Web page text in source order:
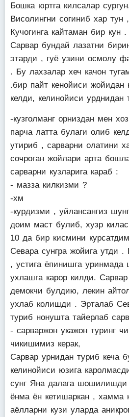
Бошка юртга килсалар
Висолингни согиниб хар тун ,
Кучогинга кайтаман бир кун .
Сарвар бундай лазатни
этарди , гуё узини осмолу
. Бу лахзалар хеч качон
.бир пайт кенойиси жойидан
келди, келинойиси урднидан
-кузголманг орниздан мен
парча латта булаги олиб
утириб , сарварни олатини
сочроган жойлари арта
сарварни кузларига караб :
- мазза килкизми ?
-хм
-курдизми , уйлансангиз
доим маст булиб, хузр
10 да бир кисмини курсатдим
Севара сунгра жойига утди .
, устига ёпинишга
ухлашга карор килди.
демокчи булдию, лекин
ухлаб колишди . Эрталаб
туриб нонушта тайерлаб
- сарваржон укажон туринг
чикишимиз керак,
Сарвар урнидан туриб кеча
келинойиси юзига
сунг Яна далага
ёнма ён кетишаркан , хамма
аёлларни кузи уларда